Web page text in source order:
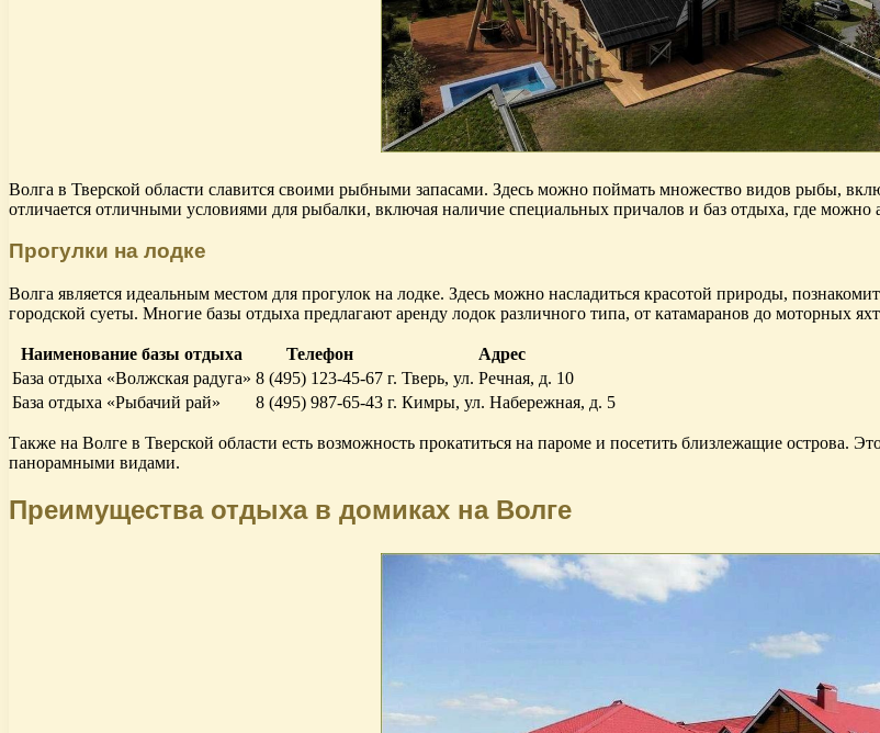
Волга в Тверской области славится своими рыбными запасами. Здесь можно поймать множество видов рыбы,
отличается отличными условиями для рыбалки, включая наличие специальных причалов и баз отдыха, где можно
Прогулки на лодке
Волга является идеальным местом для прогулок на лодке. Здесь можно насладиться красотой природы,
городской суеты. Многие базы отдыха предлагают аренду лодок различного типа, от катамаранов до моторных
Наименование базы отдыха Телефон
Адрес
База отдыха «Волжская радуга» 8 (495) 123-45-67 г. Тверь, ул. Речная, д. 10
База отдыха «Рыбачий рай»
8 (495) 987-65-43 г. Кимры, ул. Набережная, д. 5
Также на Волге в Тверской области есть возможность прокатиться на пароме и посетить близлежащие острова.
панорамными видами.
Преимущества отдыха в домиках на Волге